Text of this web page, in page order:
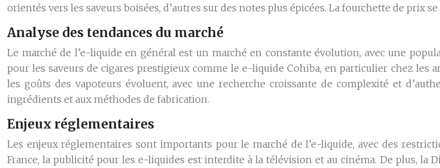
orientés vers les saveurs boisées, d’autres sur des notes plus épicées. La fourchette de prix
Analyse des tendances du marché
Le marché de l’e-liquide en général est un marché en constante évolution, avec une
pour les saveurs de cigares prestigieux comme le e-liquide Cohiba, en particulier chez les
les goûts des vapoteurs évoluent, avec une recherche croissante de complexité et
ingrédients et aux méthodes de fabrication.
Enjeux réglementaires
Les enjeux réglementaires sont importants pour le marché de l’e-liquide, avec des
France, la publicité pour les e-liquides est interdite à la télévision et au cinéma. De plus, la